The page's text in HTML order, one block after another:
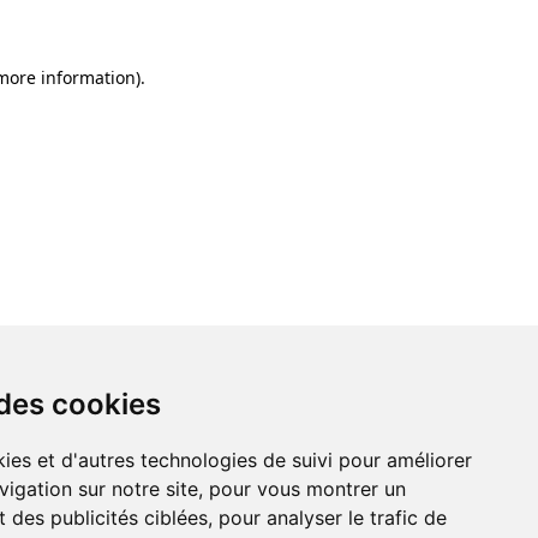
cookies
et d'autres technologies de suivi pour améliorer
sur notre site, pour vous montrer un
des publicités ciblées, pour analyser le trafic de
information).